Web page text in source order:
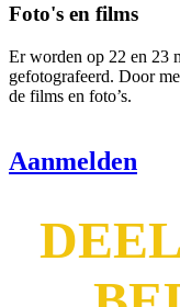
Foto's en films
Er worden op 22 en 23
gefotografeerd. Door
de films en foto’s.
Aanmelden